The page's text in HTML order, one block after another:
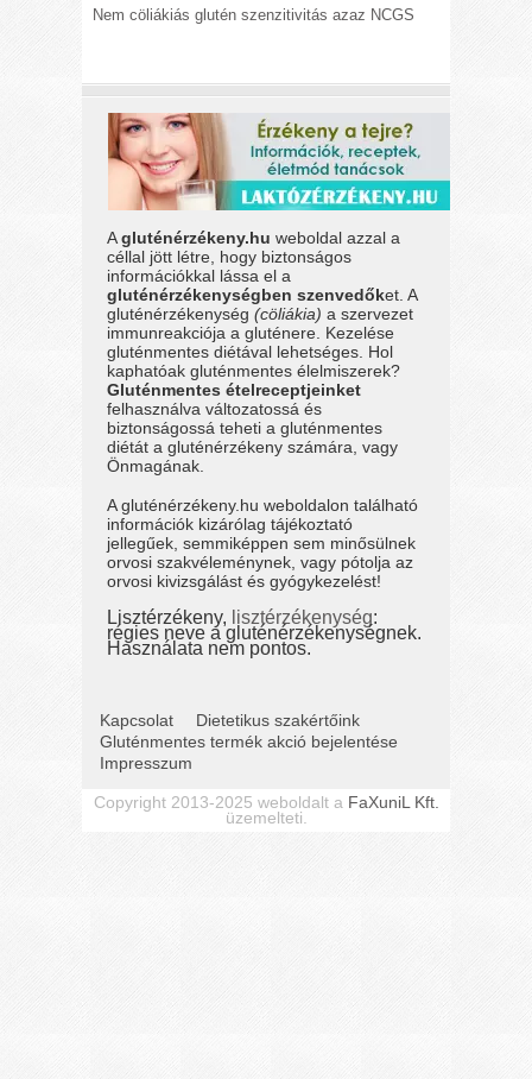
Nem cöliákiás glutén szenzitivitás azaz NCGS
Agluténérzékeny.hu weboldal azzal a
céllal jött létre, hogy biztonságos
információkkal lássa el a
gluténérzékenységben szenvedőket. A
gluténérzékenység(cöliákia) a szervezet
immunreakciója a gluténere. Kezelése
gluténmentes diétával lehetséges. Hol
kaphatóak gluténmentes élelmiszerek?
Gluténmentes ételreceptjeinket
felhasználva változatossá és
biztonságossá teheti a gluténmentes
diétát a gluténérzékeny számára, vagy
Önmagának.
A gluténérzékeny.hu weboldalon található
információk kizárólag tájékoztató
jellegűek, semmiképpen sem minősülnek
orvosi szakvéleménynek, vagy pótolja az
orvosi kivizsgálást és gyógykezelést!
Lisztérzékeny, lisztérzékenység:
régies neve a gluténérzékenységnek.
Használata nem pontos.
Kapcsolat
Dietetikus szakértőink
Gluténmentes termék akció bejelentése
Impresszum
Copyright 2013-2025 weboldalt a FaXuniL Kft.
üzemelteti.